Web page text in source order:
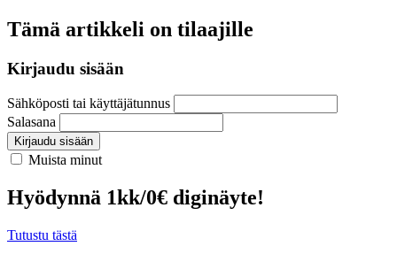
Tämä artikkeli on tilaajille
Kirjaudu sisään
Sähköposti tai käyttäjätunnus
Salasana
Kirjaudu sisään
Muista minut
Hyödynnä 1kk/0€ diginäyte!
Tutustu tästä